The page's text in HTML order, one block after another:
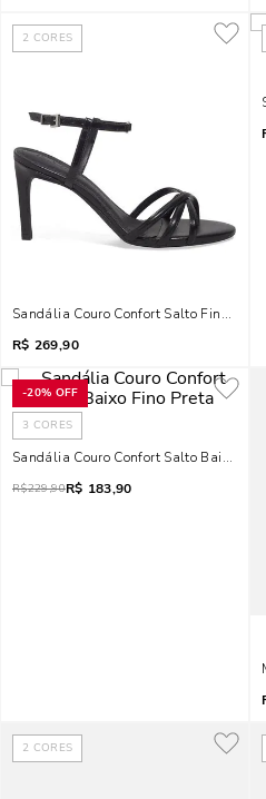
2 CORES
Sandália Couro Confort Salto Fino Preto
R$ 269,90
-20% OFF
3 CORES
Sandália Couro Confort Salto Baixo Fino
R$229,90R$ 183,90
2 CORES